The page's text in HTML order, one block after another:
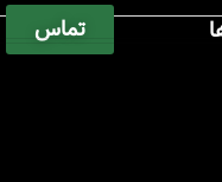
تماس